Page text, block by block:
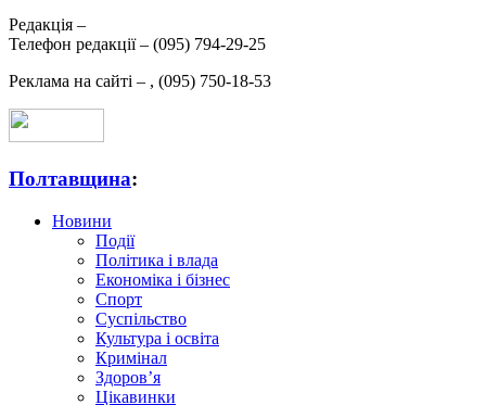
Редакція –
Телефон редакції – (095) 794-29-25
Реклама на сайті – , (095) 750-18-53
Полтавщина:
Новини
Події
Політика і влада
Економіка і бізнес
Спорт
Суспільство
Культура і освіта
Кримінал
Здоров’я
Цікавинки